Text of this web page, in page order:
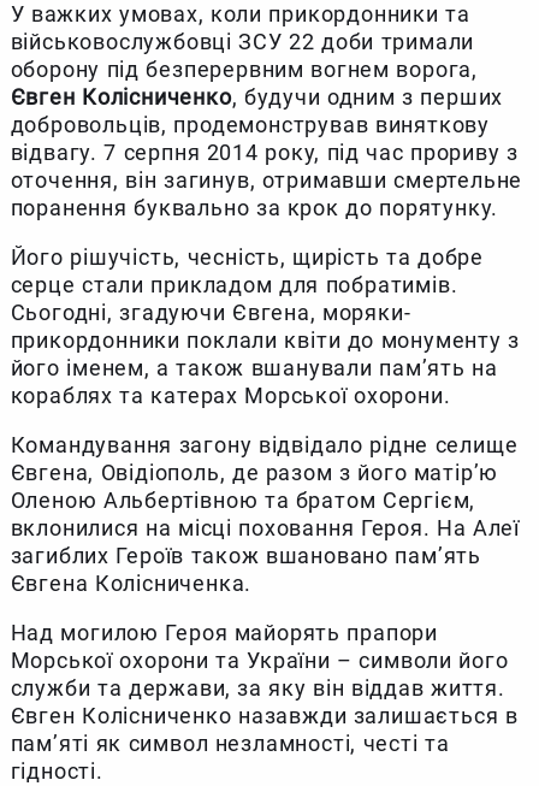
У важких умовах, коли прикордонники та
військовослужбовці ЗСУ 22 доби тримали
оборону під безперервним вогнем ворога,
Євген Колісниченко, будучи одним з перших
добровольців, продемонстрував виняткову
відвагу. 7 серпня 2014 року, під час прориву з
оточення, він загинув, отримавши смертельне
поранення буквально за крок до порятунку.
Його рішучість, чесність, щирість та добре
серце стали прикладом для побратимів.
Сьогодні, згадуючи Євгена, моряки-
прикордонники поклали квіти до монументу з
його іменем, а також вшанували пам’ять на
кораблях та катерах Морської охорони.
Командування загону відвідало рідне селище
Євгена, Овідіополь, де разом з його матір’ю
Оленою Альбертівною та братом Сергієм,
вклонилися на місці поховання Героя. На Алеї
загиблих Героїв також вшановано пам’ять
Євгена Колісниченка.
Над могилою Героя майорять прапори
Морської охорони та України – символи його
служби та держави, за яку він віддав життя.
Євген Колісниченко назавжди залишається в
пам’яті як символ незламності, честі та
гідності.